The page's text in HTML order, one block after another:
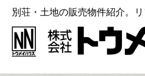
別荘・土地の販売物件紹介。